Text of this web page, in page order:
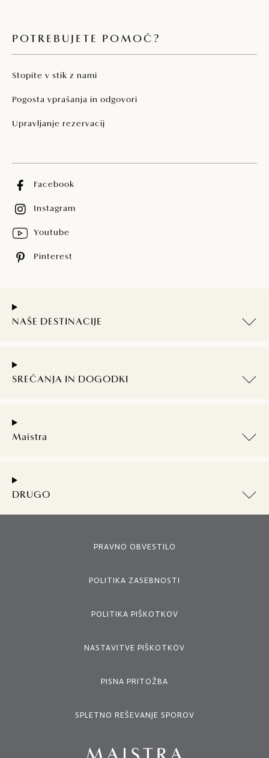
POTREBUJETE POMOČ?
Stopite v stik z nami
Pogosta vprašanja in odgovori
Upravljanje rezervacij
Facebook
Instagram
Youtube
Pinterest
NAŠE DESTINACIJE
SREČANJA IN DOGODKI
Maistra
DRUGO
PRAVNO OBVESTILO
POLITIKA ZASEBNOSTI
POLITIKA PIŠKOTKOV
NASTAVITVE PIŠKOTKOV
PISNA PRITOŽBA
SPLETNO REŠEVANJE SPOROV